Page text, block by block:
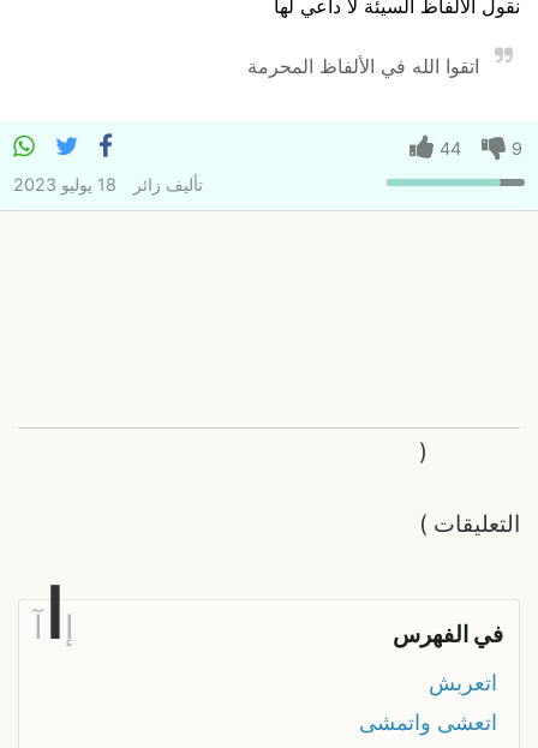
نقول الألفاظ السيئة لا داعي لها
اتقوا الله في الألفاظ المحرمة
9
44
تأليف زائر 18 يوليو 2023
التعليقات
(
)
في الفهرس إ آ
اتعربش
اتعشى واتمشى